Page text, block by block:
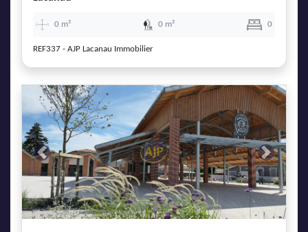
0 m² 0 m² 0
REF337 - AJP Lacanau Immobilier
Previous Next